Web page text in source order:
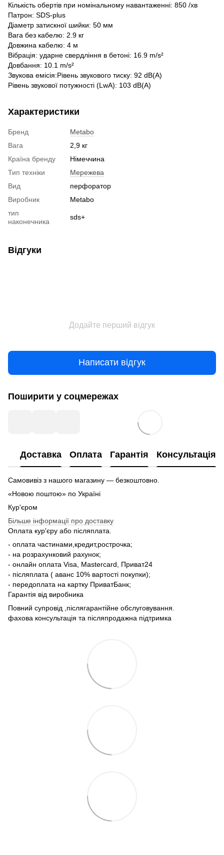
Кількість обертів при номінальному навантаженні: 850 /хв
Патрон: SDS-plus
Діаметр затискної шийки: 50 мм
Вага без кабелю: 2.9 кг
Довжина кабелю: 4 м
Вібрація: ударне свердління в бетоні: 16.9 m/s²
Довбання: 10.1 m/s²
Звукова емісія:Рівень звукового тиску: 92 dB(A)
Рівень звукової потужності (LwA): 103 dB(A)
Характеристики
Бренд
Metabo
Вага
2,9 кг
Країна бренду
Німеччина
Тип техніки
Мережева
Вид
перфоратор
Виробник
Metabo
тип
наконечника
sds+
Відгуки
Додайте перший відгук
Написати відгук
Поширити у соцмережах
Доставка Оплата Гарантія Консультація
Самовивіз з нашого магазину — безкоштовно.
«Новою поштою» по Україні
Кур'єром
Більше інформації про доставку
Оплата кур'єру або післяплата.
- оплата частинами,кредит,рострочка;
- на розрахунковий рахунок;
- онлайн оплата Visa, Mastercard, Приват24
- післяплата ( аванс 10% вартості покупки);
- передоплата на картку ПриватБанк;
Гарантія від виробника
Повний супровід ,післягарантійне обслуговування.
фахова консультація та післяпродажна підтримка